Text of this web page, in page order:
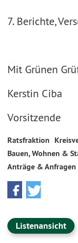
7. Berichte,
Mit Grünen
Kerstin Ciba
Vorsitzende
Ratsfraktion
Bauen, Wohnen &
Anträge & Anfragen
Listenansicht